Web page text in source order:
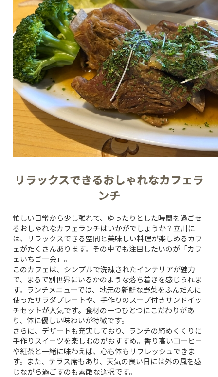
リラックスできるおしゃれなカフェラ
ンチ
忙しい日常から少し離れて、ゆったりとした時間を過ごせ
るおしゃれなカフェランチはいかがでしょうか？立川に
は、リラックスできる空間と美味しい料理が楽しめるカフ
ェがたくさんあります。その中でも注目したいのが「カフ
ェいちご一会」。
このカフェは、シンプルで洗練されたインテリアが魅力
で、まるで別世界にいるかのような落ち着きを感じられま
す。ランチメニューでは、地元の新鮮な野菜をふんだんに
使ったサラダプレートや、手作りのスープ付きサンドイッ
チセットが人気です。食材の一つひとつにこだわりがあ
り、体に優しい味わいが特徴です。
さらに、デザートも充実しており、ランチの締めくくりに
手作りスイーツを楽しむのがおすすめ。香り高いコーヒー
や紅茶と一緒に味わえば、心も体もリフレッシュできま
す。また、テラス席もあり、天気の良い日には外の風を感
じながら過ごすのも素敵な選択です。